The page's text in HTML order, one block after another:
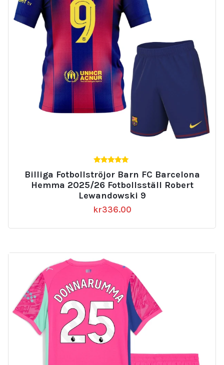
av 5
Billiga Fotbollströjor Barn FC Barcelona
Hemma 2025/26 Fotbollsställ Robert
Lewandowski 9
kr336.00